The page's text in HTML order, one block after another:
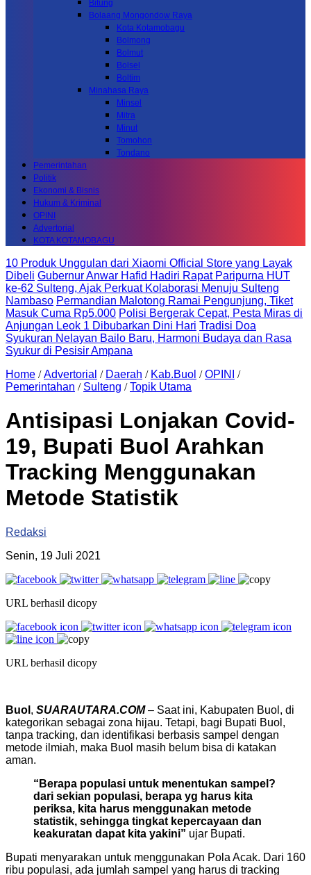
Bitung
Bolaang Mongondow Raya
Kota Kotamobagu
Bolmong
Bolmut
Bolsel
Boltim
Minahasa Raya
Minsel
Mitra
Minut
Tomohon
Tondano
Pemerintahan
Politik
Ekonomi & Bisnis
Hukum & Kriminal
OPINI
Advertorial
KOTA KOTAMOBAGU
10 Produk Unggulan dari Xiaomi Official Store yang Layak
Dibeli Gubernur Anwar Hafid Hadiri Rapat Paripurna HUT
ke-62 Sulteng, Ajak Perkuat Kolaborasi Menuju Sulteng
Nambaso Permandian Malotong Ramai Pengunjung, Tiket
Masuk Cuma Rp5.000 Polisi Bergerak Cepat, Pesta Miras di
Anjungan Leok 1 Dibubarkan Dini Hari Tradisi Doa
Syukuran Nelayan Bailo Baru, Harmoni Budaya dan Rasa
Syukur di Pesisir Ampana
Home /Advertorial / Daerah / Kab.Buol /OPINI
/
Pemerintahan / Sulteng /Topik Utama
Antisipasi Lonjakan Covid-
19, Bupati Buol Arahkan
Tracking Menggunakan
Metode Statistik
Redaksi
Senin, 19 Juli 2021
URL berhasil dicopy
URL berhasil dicopy
Buol , SUARAUTARA.COM– Saat ini, Kabupaten Buol, di
kategorikan sebagai zona hijau. Tetapi, bagi Bupati Buol,
tanpa tracking, dan identifikasi berbasis sampel dengan
metode ilmiah, maka Buol masih belum bisa di katakan
aman.
“Berapa populasi untuk menentukan sampel?
dari sekian populasi, berapa yg harus kita
periksa, kita harus menggunakan metode
statistik, sehingga tingkat kepercayaan dan
keakuratan dapat kita yakini” ujar Bupati.
Bupati menyarakan untuk menggunakan Pola Acak. Dari 160
ribu populasi, ada jumlah sampel yang harus di tracking